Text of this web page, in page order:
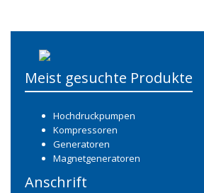
Meist gesuchte Produkte
Hochdruckpumpen
Kompressoren
Generatoren
Magnetgeneratoren
Anschrift